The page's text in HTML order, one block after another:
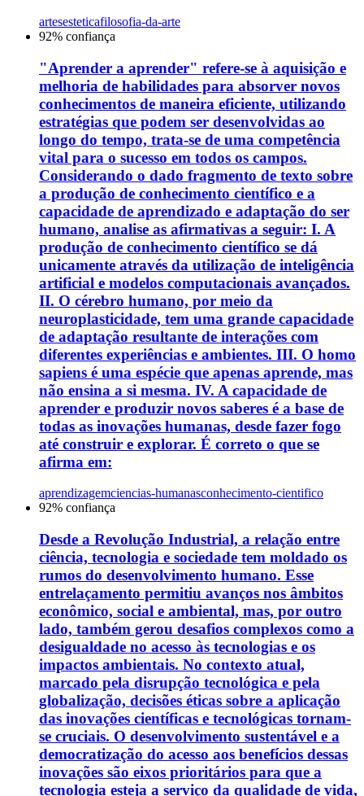
artesesteticafilosofia-da-arte
92% confiança
"Aprender a aprender" refere-se à aquisição e
melhoria de habilidades para absorver novos
conhecimentos de maneira eficiente, utilizando
estratégias que podem ser desenvolvidas ao
longo do tempo, trata-se de uma competência
vital para o sucesso em todos os campos.
Considerando o dado fragmento de texto sobre
a produção de conhecimento científico e a
capacidade de aprendizado e adaptação do ser
humano, analise as afirmativas a seguir: I. A
produção de conhecimento científico se dá
unicamente através da utilização de inteligência
artificial e modelos computacionais avançados.
II. O cérebro humano, por meio da
neuroplasticidade, tem uma grande capacidade
de adaptação resultante de interações com
diferentes experiências e ambientes. III. O homo
sapiens é uma espécie que apenas aprende, mas
não ensina a si mesma. IV. A capacidade de
aprender e produzir novos saberes é a base de
todas as inovações humanas, desde fazer fogo
até construir e explorar. É correto o que se
afirma em:
aprendizagemciencias-humanasconhecimento-cientifico
92% confiança
Desde a Revolução Industrial, a relação entre
ciência, tecnologia e sociedade tem moldado os
rumos do desenvolvimento humano. Esse
entrelaçamento permitiu avanços nos âmbitos
econômico, social e ambiental, mas, por outro
lado, também gerou desafios complexos como a
desigualdade no acesso às tecnologias e os
impactos ambientais. No contexto atual,
marcado pela disrupção tecnológica e pela
globalização, decisões éticas sobre a aplicação
das inovações científicas e tecnológicas tornam-
se cruciais. O desenvolvimento sustentável e a
democratização do acesso aos benefícios dessas
inovações são eixos prioritários para que a
tecnologia esteja a serviço da qualidade de vida,